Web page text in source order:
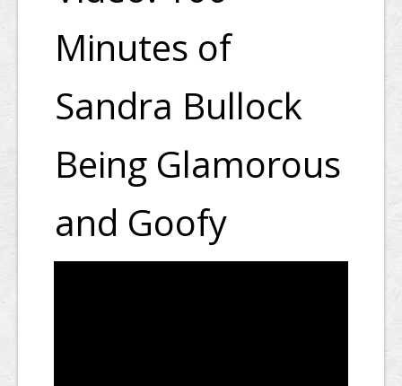
Minutes of
Sandra Bullock
Being Glamorous
and Goofy